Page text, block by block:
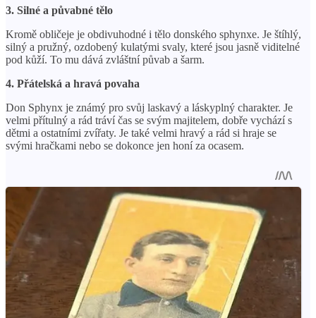
3. Silné a půvabné tělo
Kromě obličeje je obdivuhodné i tělo donského sphynxe. Je štíhlý,
silný a pružný, ozdobený kulatými svaly, které jsou jasně viditelné
pod kůží. To mu dává zvláštní půvab a šarm.
4. Přátelská a hravá povaha
Don Sphynx je známý pro svůj laskavý a láskyplný charakter. Je
velmi přítulný a rád tráví čas se svým majitelem, dobře vychází s
dětmi a ostatními zvířaty. Je také velmi hravý a rád si hraje se
svými hračkami nebo se dokonce jen honí za ocasem.